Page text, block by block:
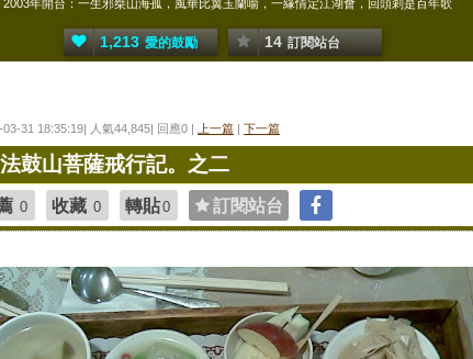
2003年開台：一生邪桀山海孤，風華比翼玉蘭喻，一緣情定江湖會，回頭剎是百年歌
1,213 愛的鼓勵 14 訂閱站台
03-31 18:35:19| 人氣44,845| 回應0 | 上一篇 | 下一篇
法鼓山菩薩戒行記。之二
0 收藏 0 轉貼0 訂閱站台